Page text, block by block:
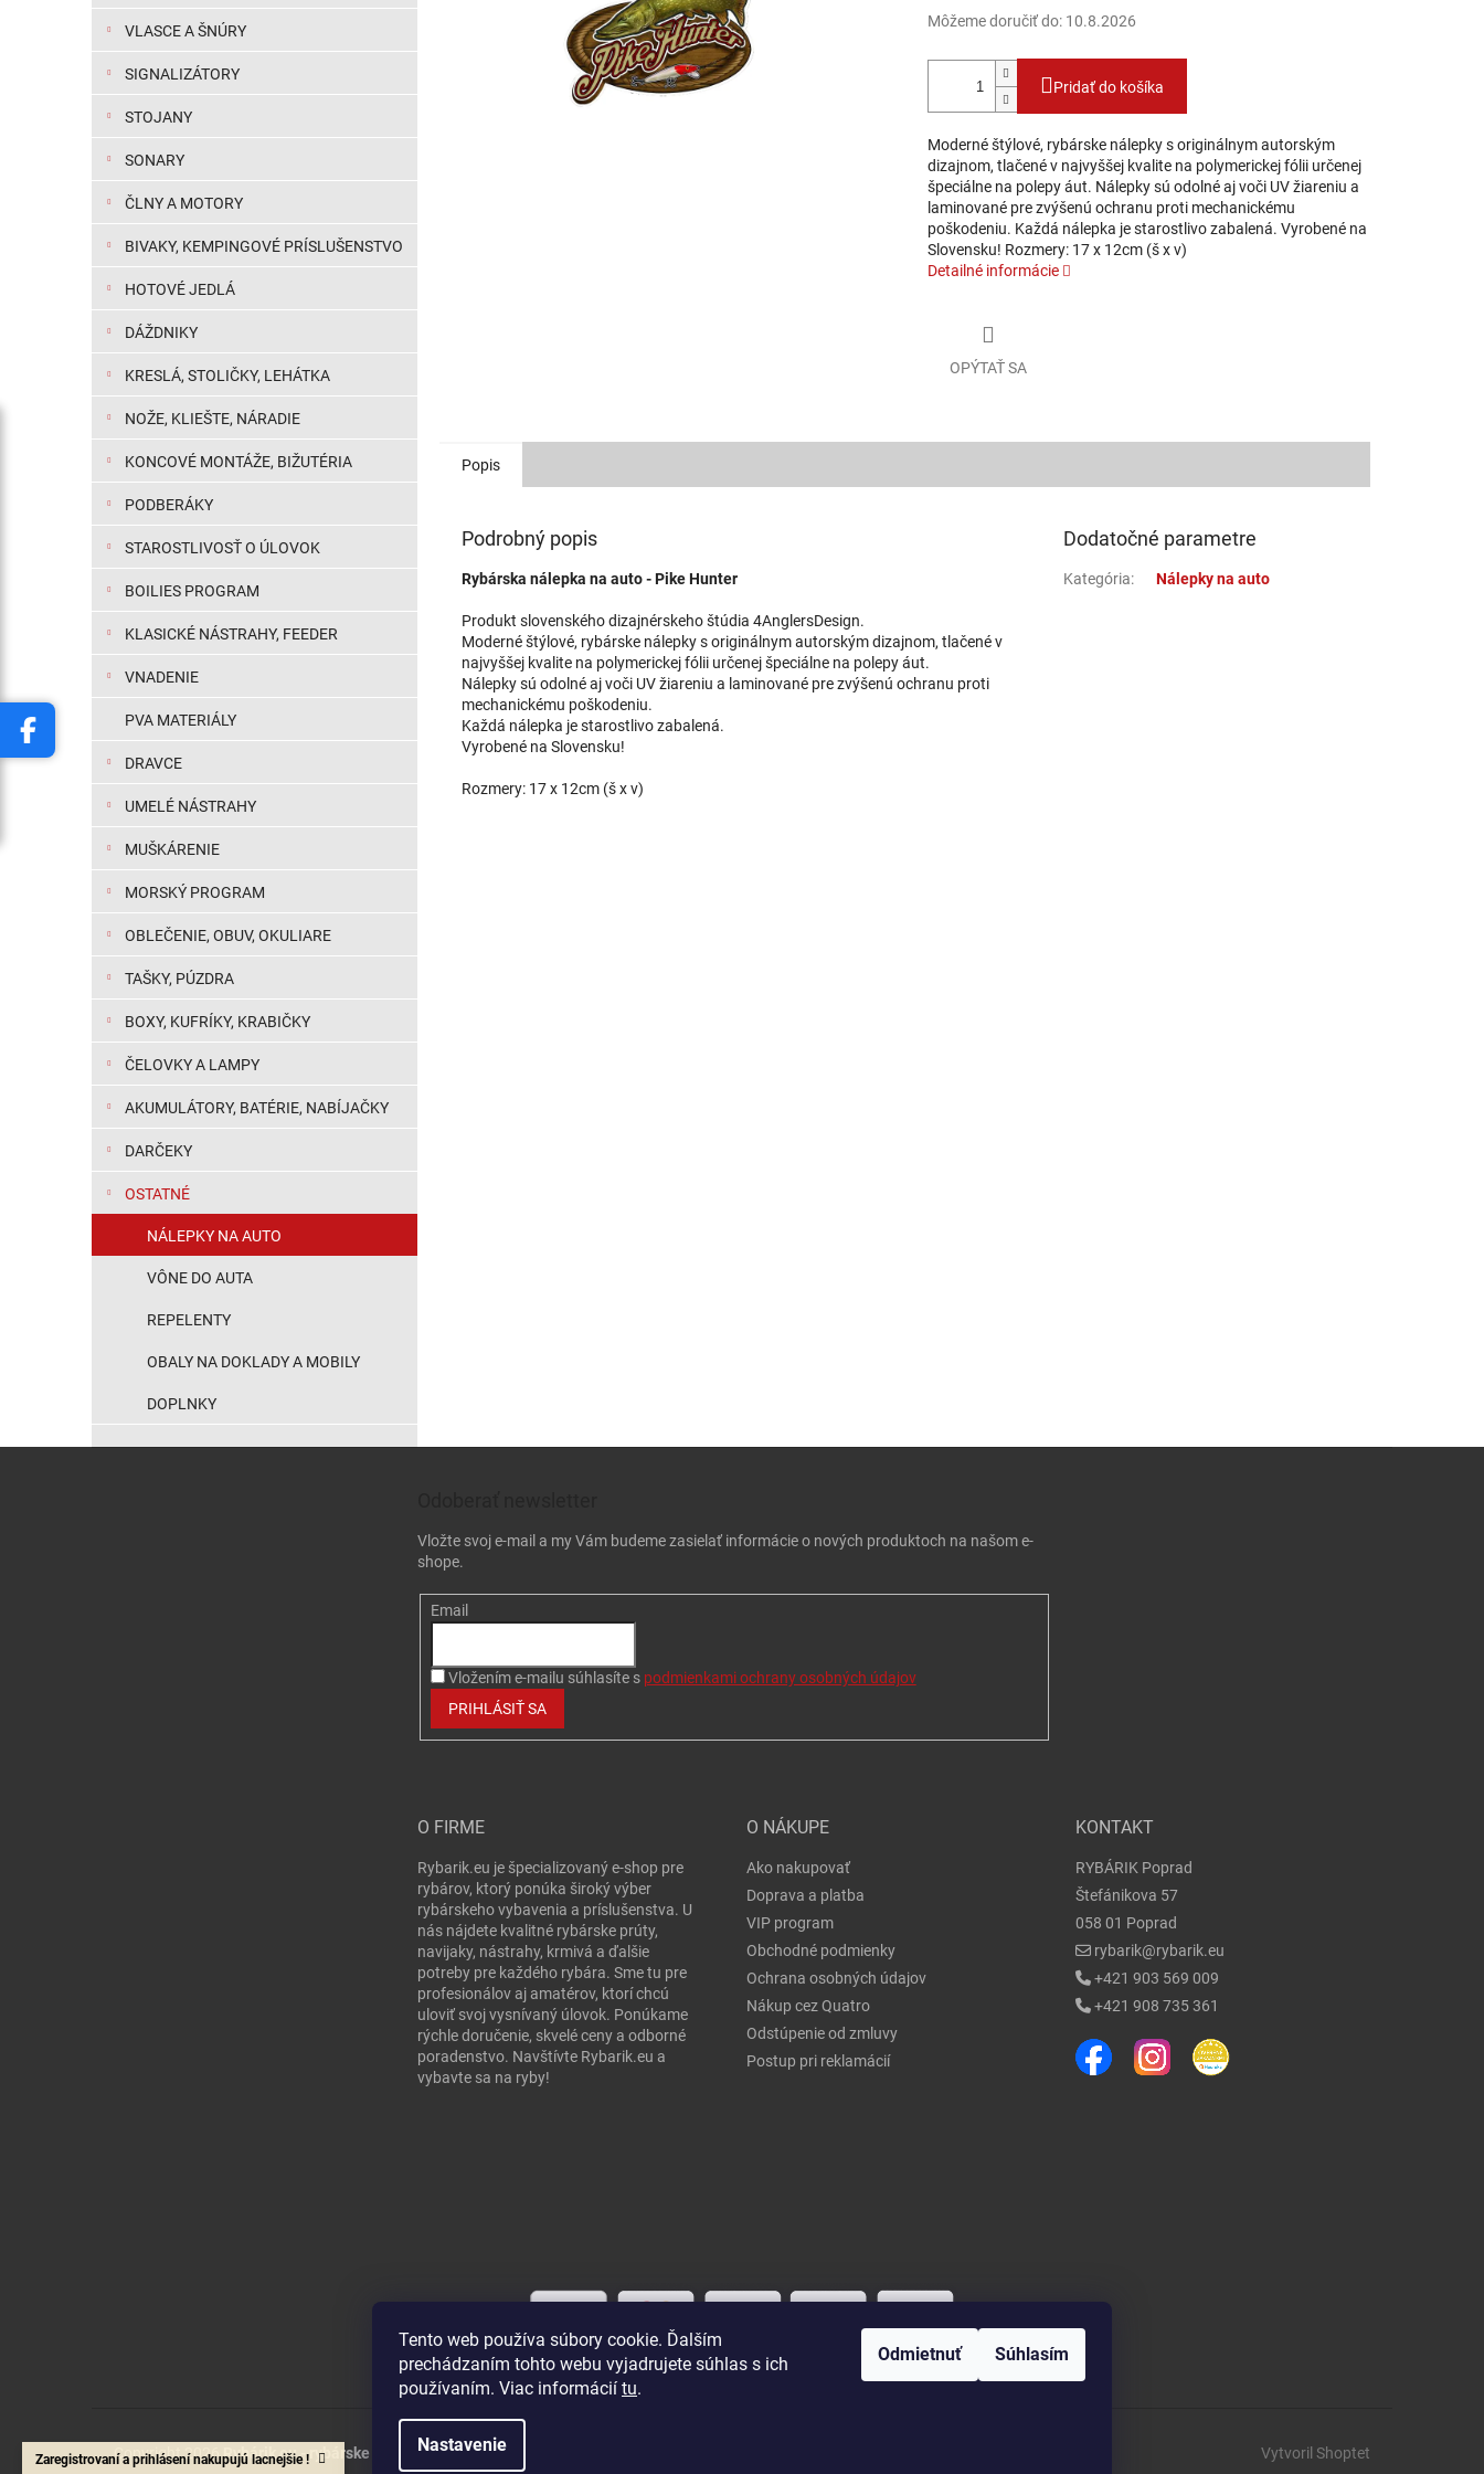
Tento web používa súbory cookie. Ďalším
prechádzaním tohto webu vyjadrujete súhlas s ich
používaním. Viac informácií tu.
Nastavenie
Odmietnuť Súhlasím
Zaregistrovaní a prihlásení nakupujú lacnejšie !
VLASCE A ŠNÚRY
SIGNALIZÁTORY
STOJANY
SONARY
ČLNY A MOTORY
BIVAKY, KEMPINGOVÉ PRÍSLUŠENSTVO
HOTOVÉ JEDLÁ
DÁŽDNIKY
KRESLÁ, STOLIČKY, LEHÁTKA
NOŽE, KLIEŠTE, NÁRADIE
KONCOVÉ MONTÁŽE, BIŽUTÉRIA
PODBERÁKY
STAROSTLIVOSŤ O ÚLOVOK
BOILIES PROGRAM
KLASICKÉ NÁSTRAHY, FEEDER
VNADENIE
PVA MATERIÁLY
DRAVCE
UMELÉ NÁSTRAHY
MUŠKÁRENIE
MORSKÝ PROGRAM
OBLEČENIE, OBUV, OKULIARE
TAŠKY, PÚZDRA
BOXY, KUFRÍKY, KRABIČKY
ČELOVKY A LAMPY
AKUMULÁTORY, BATÉRIE, NABÍJAČKY
DARČEKY
OSTATNÉ
NÁLEPKY NA AUTO
VÔNE DO AUTA
REPELENTY
OBALY NA DOKLADY A MOBILY
DOPLNKY
Môžeme doručiť do: 10.8.2026
Pridať do košíka
Moderné štýlové, rybárske nálepky s originálnym autorským
dizajnom, tlačené v najvyššej kvalite na polymerickej fólii určenej
špeciálne na polepy áut. Nálepky sú odolné aj voči UV žiareniu a
laminované pre zvýšenú ochranu proti mechanickému
poškodeniu. Každá nálepka je starostlivo zabalená. Vyrobené na
Slovensku! Rozmery: 17 x 12cm (š x v)
Detailné informácie
OPÝTAŤ SA
Popis
Podrobný popis
Rybárska nálepka na auto - Pike Hunter
Produkt slovenského dizajnérskeho štúdia 4AnglersDesign.
Moderné štýlové, rybárske nálepky s originálnym autorským dizajnom, tlačené v
najvyššej kvalite na polymerickej fólii určenej špeciálne na polepy áut.
Nálepky sú odolné aj voči UV žiareniu a laminované pre zvýšenú ochranu proti
mechanickému poškodeniu.
Každá nálepka je starostlivo zabalená.
Vyrobené na Slovensku!
Rozmery: 17 x 12cm (š x v)
Dodatočné parametre
Kategória: Nálepky na auto
Vložte svoj e-mail a my Vám budeme zasielať informácie o nových produktoch na našom e-
shope.
Email
Vložením e-mailu súhlasíte s podmienkami ochrany osobných údajov
PRIHLÁSIŤ SA
O FIRME
Rybarik.eu je špecializovaný e-shop pre
rybárov, ktorý ponúka široký výber
rybárskeho vybavenia a príslušenstva. U
nás nájdete kvalitné rybárske prúty,
navijaky, nástrahy, krmivá a ďalšie
potreby pre každého rybára. Sme tu pre
profesionálov aj amatérov, ktorí chcú
uloviť svoj vysnívaný úlovok. Ponúkame
rýchle doručenie, skvelé ceny a odborné
poradenstvo. Navštívte Rybarik.eu a
vybavte sa na ryby!
O NÁKUPE
Ako nakupovať
Doprava a platba
VIP program
Obchodné podmienky
Ochrana osobných údajov
Nákup cez Quatro
Odstúpenie od zmluvy
Postup pri reklamácií
KONTAKT
RYBÁRIK Poprad
Štefánikova 57
058 01 Poprad
rybarik@rybarik.eu
+421 903 569 009
+421 908 735 361
Vytvoril Shoptet
Copyright 2026Rybárik eu - rybárske potreby. Všetky práva vyhradené.